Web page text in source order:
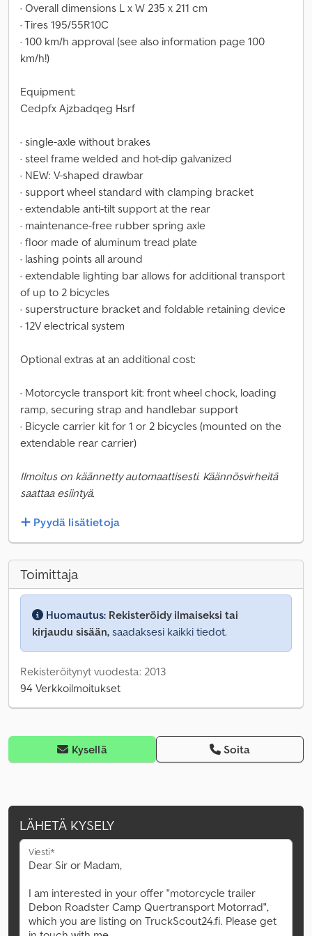
· Overall dimensions L x W 235 x 211 cm
· Tires 195/55R10C
· 100 km/h approval (see also information page 100
km/h!)
Equipment:
Cedpfx Ajzbadqeg Hsrf
· single-axle without brakes
· steel frame welded and hot-dip galvanized
· NEW: V-shaped drawbar
· support wheel standard with clamping bracket
· extendable anti-tilt support at the rear
· maintenance-free rubber spring axle
· floor made of aluminum tread plate
· lashing points all around
· extendable lighting bar allows for additional transport
of up to 2 bicycles
· superstructure bracket and foldable retaining device
· 12V electrical system
Optional extras at an additional cost:
· Motorcycle transport kit: front wheel chock, loading
ramp, securing strap and handlebar support
· Bicycle carrier kit for 1 or 2 bicycles (mounted on the
extendable rear carrier)
Ilmoitus on käännetty automaattisesti. Käännösvirheitä
saattaa esiintyä.
Pyydä lisätietoja
Toimittaja
Huomautus: Rekisteröidy ilmaiseksi tai
kirjaudu sisään, saadaksesi kaikki tiedot.
Rekisteröitynyt vuodesta: 2013
94 Verkkoilmoitukset
Kysellä Soita
LÄHETÄ KYSELY
Viesti*